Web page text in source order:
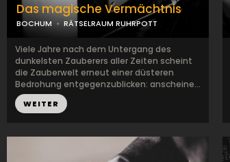
Das magische Vermächtnis
BOCHUM RÄTSELRAUM RUHRPOTT
Viele Jahre nach dem Untergang des
dunkelsten Zauberers aller Zeiten scheint
die Zauberwelt erneut einer düsteren
Bedrohung entgegenzublicken: anscheine...
WEITER